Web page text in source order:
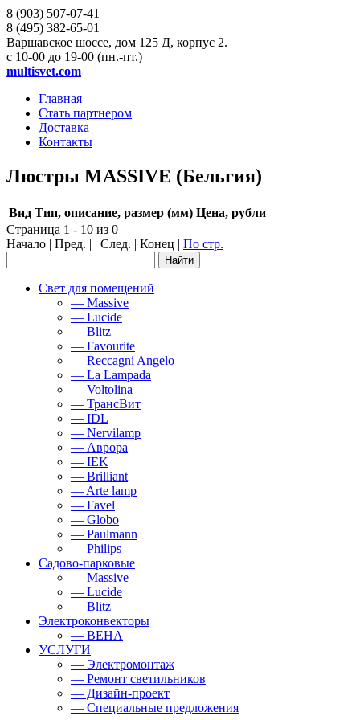
8 (903) 507-07-41
8 (495) 382-65-01
Варшавское шоссе, дом 125 Д, корпус 2.
с 10-00 до 19-00 (пн.-пт.)
multisvet.com
Главная
Стать партнером
Доставка
Контакты
Люстры MASSIVE (Бельгия)
Вид Тип, описание, размер (мм) Цена, рубли
Страница 1 - 10 из 0
Начало | Пред. | | След. | Конец | По стр.
Свет для помещений
— Massive
— Lucide
— Blitz
— Favourite
— Reccagni Angelo
— La Lampada
— Voltolina
— ТрансВит
— IDL
— Nervilamp
— Аврора
— IEK
— Brilliant
— Arte lamp
— Favel
— Globo
— Paulmann
— Philips
Садово-парковые
— Massive
— Lucide
— Blitz
Электроконвекторы
— BEHA
УСЛУГИ
— Электромонтаж
— Ремонт светильников
— Дизайн-проект
— Специальные предложения